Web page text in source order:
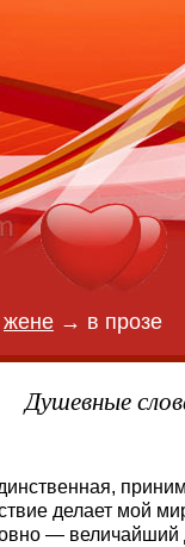
жене → в прозе
Душевные
делает мой
— величайший